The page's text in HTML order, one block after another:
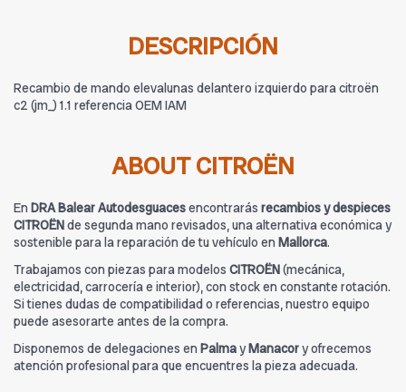
DESCRIPCIÓN
Recambio de mando elevalunas delantero izquierdo para citroën
c2 (jm_) 1.1 referencia OEM IAM
ABOUT CITROËN
En DRA Balear Autodesguacesencontrarás recambios y despieces
CITROËNde segunda mano revisados, una alternativa económica y
sostenible para la reparación de tu vehículo en Mallorca.
Trabajamos con piezas para modelos CITROËN(mecánica,
electricidad, carrocería e interior), con stock en constante rotación.
Si tienes dudas de compatibilidad o referencias, nuestro equipo
puede asesorarte antes de la compra.
Disponemos de delegaciones en PalmayManacory ofrecemos
atención profesional para que encuentres la pieza adecuada.